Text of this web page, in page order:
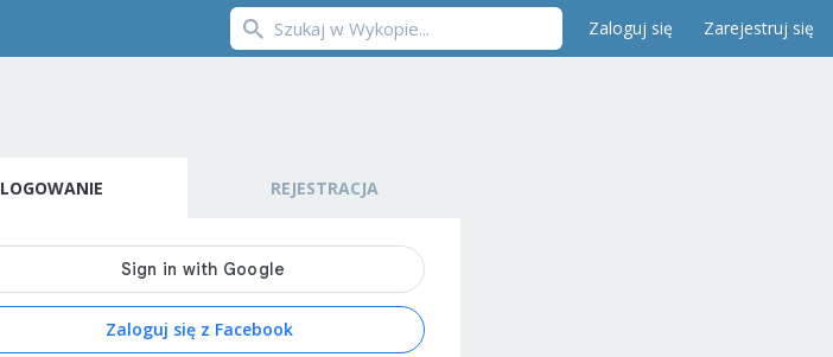
Zaloguj się Zarejestruj się
LOGOWANIE REJESTRACJA
Zaloguj się z Facebook